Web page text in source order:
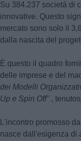
Su 384.237 società di
innovative. Questo
mercato sono solo il
dalla nascita del
È questo il quadro
delle imprese e del
dei Modelli
Up e Spin Off" ,
L'incontro promosso da
nasce dall'esigenza di